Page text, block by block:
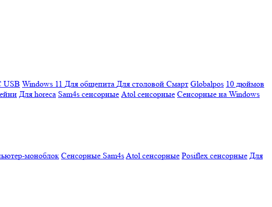
USB Windows 11 Для общепита Для столовой Смарт Globalpos 10 дюймов
Для horeca Sam4s сенсорные Atol сенсорные Сенсорные на Windows
моноблок Сенсорные Sam4sAtol сенсорные Posiflex сенсорные Для